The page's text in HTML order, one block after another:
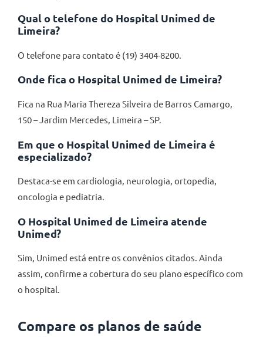
Qual o telefone do Hospital Unimed de
Limeira?
O telefone para contato é (19) 3404-8200.
Onde fica o Hospital Unimed de Limeira?
Fica na Rua Maria Thereza Silveira de Barros Camargo,
150 – Jardim Mercedes, Limeira – SP.
Em que o Hospital Unimed de Limeira é
especializado?
Destaca-se em cardiologia, neurologia, ortopedia,
oncologia e pediatria.
O Hospital Unimed de Limeira atende
Unimed?
Sim, Unimed está entre os convênios citados. Ainda
assim, confirme a cobertura do seu plano específico com
o hospital.
Compare os planos de saúde